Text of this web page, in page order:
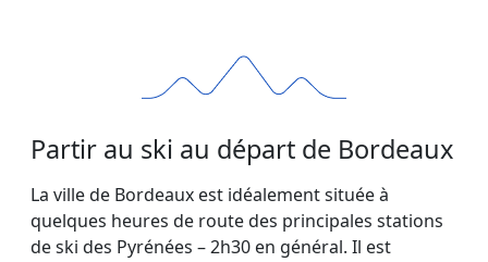
Partir au ski au départ de Bordeaux
La ville de Bordeaux est idéalement située à
quelques heures de route des principales stations
de ski des Pyrénées – 2h30 en général. Il est